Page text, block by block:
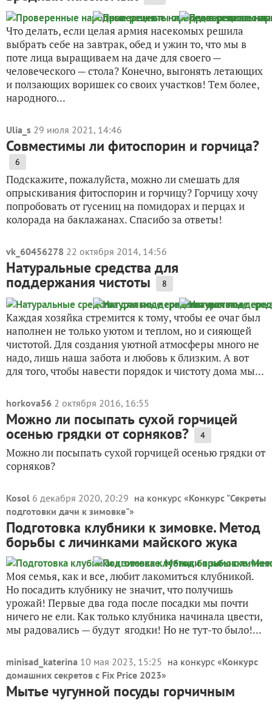
Что делать, если целая армия насекомых решила
выбрать себе на завтрак, обед и ужин то, что мы в
поте лица выращиваем на даче для своего —
человеческого — стола? Конечно, выгонять летающих
и ползающих воришек со своих участков! Тем более,
народного...
Ulia_s 29 июля 2021, 14:46
Совместимы ли фитоспорин и горчица?
6
Подскажите, пожалуйста, можно ли смешать для
опрыскивания фитоспорин и горчицу? Горчицу хочу
попробовать от гусениц на помидорах и перцах и
колорада на баклажанах. Спасибо за ответы!
vk_60456278 22 октября 2014, 14:56
Натуральные средства для
поддержания чистоты 8
Каждая хозяйка стремится к тому, чтобы ее очаг был
наполнен не только уютом и теплом, но и сияющей
чистотой. Для создания уютной атмосферы много не
надо, лишь наша забота и любовь к близким. А вот
для того, чтобы навести порядок и чистоту дома мы...
horkova56 2 октября 2016, 16:55
Можно ли посыпать сухой горчицей
осенью грядки от сорняков? 4
Можно ли посыпать сухой горчицей осенью грядки от
сорняков?
Kosol 6 декабря 2020, 20:29 на конкурс «Конкурс "Секреты
подготовки дачи к зимовке"»
Подготовка клубники к зимовке. Метод
борьбы с личинками майского жука
Моя семья, как и все, любит лакомиться клубникой.
Но посадить клубнику не значит, что получишь
урожай! Первые два года после посадки мы почти
ничего не ели. Как только клубника начинала цвести,
мы радовались — будут ягодки! Но не тут-то было!...
minisad_katerina 10 мая 2023, 15:25 на конкурс «Конкурс
домашних секретов с Fix Price 2023»
Мытье чугунной посуды горчичным